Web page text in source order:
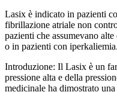
Lasix è indicato in pazienti
fibrillazione atriale non
pazienti che assumevano
o in pazienti con iperkaliemia.
Introduzione: Il Lasix è un
pressione alta e della
medicinale ha dimostrato